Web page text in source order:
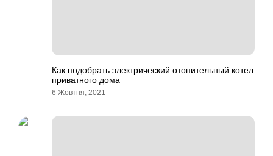
Как подобрать электрический отопительный котел
приватного дома
6 Жовтня, 2021